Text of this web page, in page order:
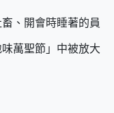
、開會時睡著的員
萬聖節」中被放大